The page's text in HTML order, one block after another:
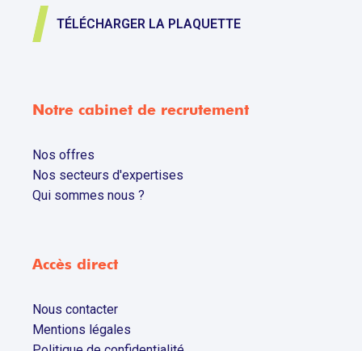
TÉLÉCHARGER LA PLAQUETTE
Notre cabinet de recrutement
Nos offres
Nos secteurs d'expertises
Qui sommes nous ?
Accès direct
Nous contacter
Mentions légales